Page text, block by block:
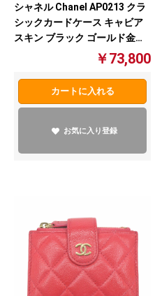
シャネル Chanel AP0213 クラ
シックカードケース キャビア
スキン ブラック ゴールド金具
￥73,800
カートに入れる
お気に入り登録